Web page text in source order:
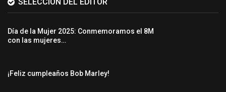
Día de la Mujer 2025: Conmemoramos el 8M
con las mujeres…
¡Feliz cumpleaños Bob Marley!